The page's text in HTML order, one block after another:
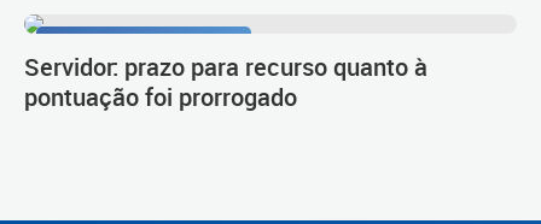
Servidor: prazo para recurso quanto à
pontuação foi prorrogado